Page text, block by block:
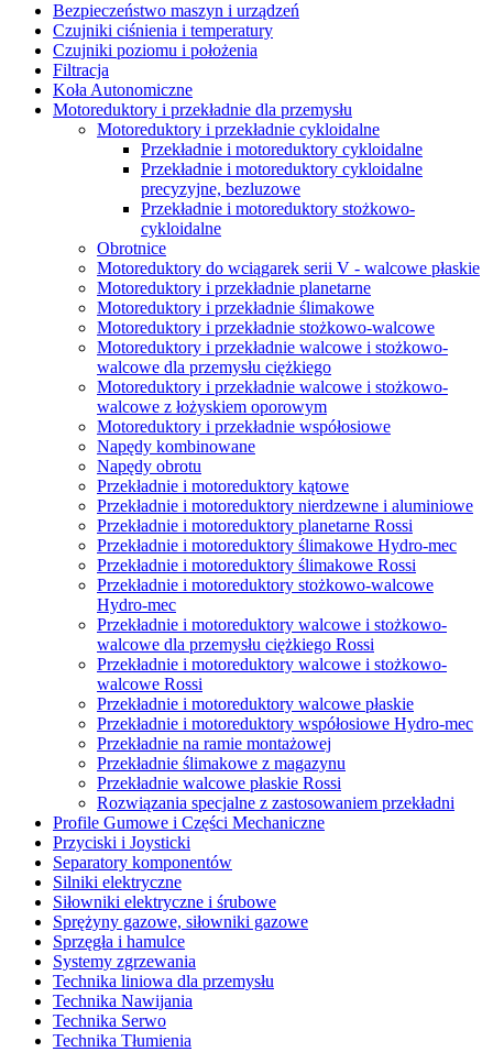
Bezpieczeństwo maszyn i urządzeń
Czujniki ciśnienia i temperatury
Czujniki poziomu i położenia
Filtracja
Koła Autonomiczne
Motoreduktory i przekładnie dla przemysłu
Motoreduktory i przekładnie cykloidalne
Przekładnie i motoreduktory cykloidalne
Przekładnie i motoreduktory cykloidalne
precyzyjne, bezluzowe
Przekładnie i motoreduktory stożkowo-
cykloidalne
Obrotnice
Motoreduktory do wciągarek serii V - walcowe płaskie
Motoreduktory i przekładnie planetarne
Motoreduktory i przekładnie ślimakowe
Motoreduktory i przekładnie stożkowo-walcowe
Motoreduktory i przekładnie walcowe i stożkowo-
walcowe dla przemysłu ciężkiego
Motoreduktory i przekładnie walcowe i stożkowo-
walcowe z łożyskiem oporowym
Motoreduktory i przekładnie współosiowe
Napędy kombinowane
Napędy obrotu
Przekładnie i motoreduktory kątowe
Przekładnie i motoreduktory nierdzewne i aluminiowe
Przekładnie i motoreduktory planetarne Rossi
Przekładnie i motoreduktory ślimakowe Hydro-mec
Przekładnie i motoreduktory ślimakowe Rossi
Przekładnie i motoreduktory stożkowo-walcowe
Hydro-mec
Przekładnie i motoreduktory walcowe i stożkowo-
walcowe dla przemysłu ciężkiego Rossi
Przekładnie i motoreduktory walcowe i stożkowo-
walcowe Rossi
Przekładnie i motoreduktory walcowe płaskie
Przekładnie i motoreduktory współosiowe Hydro-mec
Przekładnie na ramie montażowej
Przekładnie ślimakowe z magazynu
Przekładnie walcowe płaskie Rossi
Rozwiązania specjalne z zastosowaniem przekładni
Profile Gumowe i Części Mechaniczne
Przyciski i Joysticki
Separatory komponentów
Silniki elektryczne
Siłowniki elektryczne i śrubowe
Sprężyny gazowe, siłowniki gazowe
Sprzęgła i hamulce
Systemy zgrzewania
Technika liniowa dla przemysłu
Technika Nawijania
Technika Serwo
Technika Tłumienia